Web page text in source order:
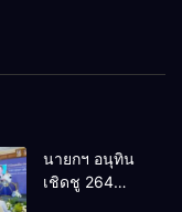
นายกฯ อนุทิน
เชิดชู 264